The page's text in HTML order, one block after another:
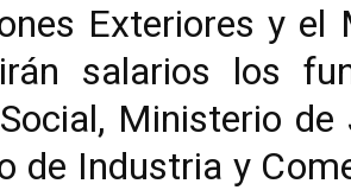
Exteriores y
salarios los
Ministerio
de Industria y